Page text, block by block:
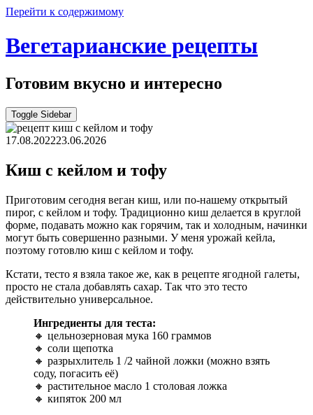
Перейти к содержимому
Вегетарианские рецепты
Готовим вкусно и интересно
Toggle Sidebar
17.08.202223.06.2026
Киш с кейлом и тофу
Приготовим сегодня веган киш, или по-нашему открытый
пирог, с кейлом и тофу. Традиционно киш делается в круглой
форме, подавать можно как горячим, так и холодным, начинки
могут быть совершенно разными. У меня урожай кейла,
поэтому готовлю киш с кейлом и тофу.
Кстати, тесто я взяла такое же, как в рецепте ягодной галеты,
просто не стала добавлять сахар. Так что это тесто
действительно универсальное.
Ингредиенты для теста:
🔸 цельнозерновая мука 160 граммов
🔸 соли щепотка
🔸 разрыхлитель 1 /2 чайной ложки (можно взять
соду, погасить её)
🔸 растительное масло 1 столовая ложка
🔸 кипяток 200 мл